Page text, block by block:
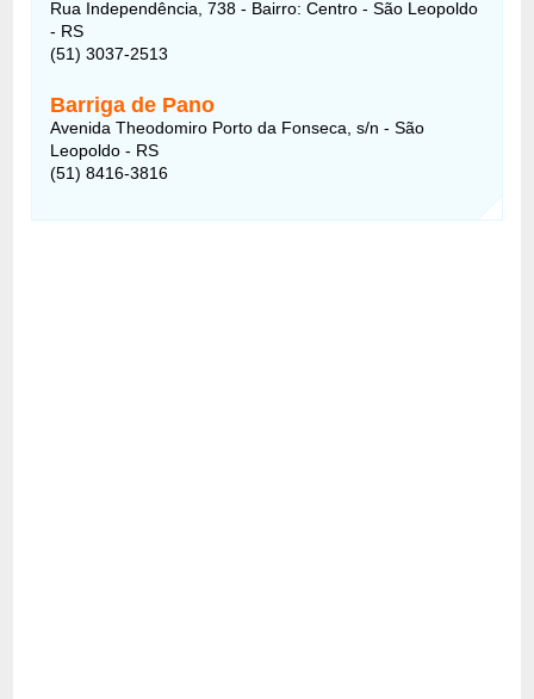
Rua Independência, 738 - Bairro: Centro - São Leopoldo
- RS
(51) 3037-2513
Barriga de Pano
Avenida Theodomiro Porto da Fonseca, s/n - São
Leopoldo - RS
(51) 8416-3816